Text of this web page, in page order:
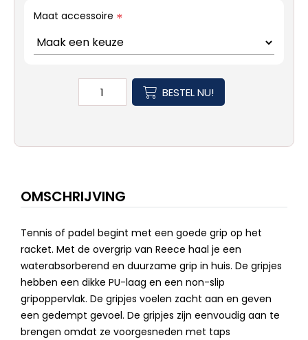
Maat accessoire *
BESTEL NU!
OMSCHRIJVING
Tennis of padel begint met een goede grip op het
racket. Met de overgrip van Reece haal je een
waterabsorberend en duurzame grip in huis. De gripjes
hebben een dikke PU-laag en een non-slip
gripoppervlak. De gripjes voelen zacht aan en geven
een gedempt gevoel. De gripjes zijn eenvoudig aan te
brengen omdat ze voorgesneden met taps